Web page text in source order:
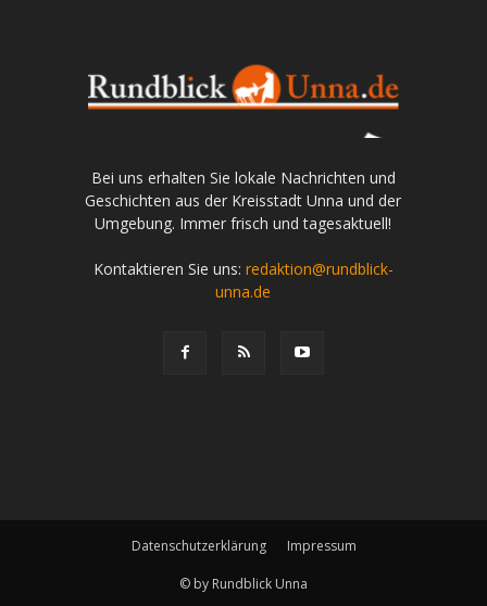
Bei uns erhalten Sie lokale Nachrichten und
Geschichten aus der Kreisstadt Unna und der
Umgebung. Immer frisch und tagesaktuell!
Kontaktieren Sie uns: redaktion@rundblick-
unna.de
Datenschutzerklärung Impressum
© by Rundblick Unna